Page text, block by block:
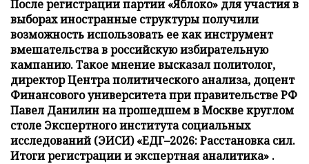
После регистрации партии «Яблоко» для участия в
выборах иностранные структуры получили
возможность использовать ее как инструмент
вмешательства в российскую избирательную
кампанию. Такое мнение высказал политолог,
директор Центра политического анализа, доцент
Финансового университета при правительстве РФ
Павел Данилин на прошедшем в Москве круглом
столе Экспертного института социальных
исследований (ЭИСИ) «ЕДГ–2026: Расстановка сил.
Итоги регистрации и экспертная аналитика» .